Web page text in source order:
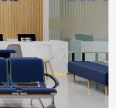
THIẾT KẾ